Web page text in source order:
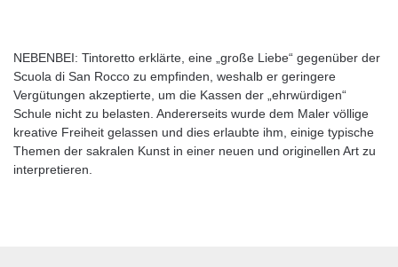
NEBENBEI: Tintoretto erklärte, eine „große Liebe“ gegenüber der
Scuola di San Rocco zu empfinden, weshalb er geringere
Vergütungen akzeptierte, um die Kassen der „ehrwürdigen“
Schule nicht zu belasten. Andererseits wurde dem Maler völlige
kreative Freiheit gelassen und dies erlaubte ihm, einige typische
Themen der sakralen Kunst in einer neuen und originellen Art zu
interpretieren.